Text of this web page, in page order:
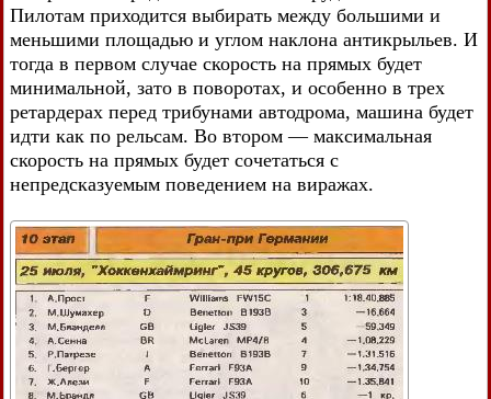
Пилотам приходится выбирать между большими и
меньшими площадью и углом наклона антикрыльев. И
тогда в первом случае скорость на прямых будет
минимальной, зато в поворотах, и особенно в трех
ретардерах перед трибунами автодрома, машина будет
идти как по рельсам. Во втором — максимальная
скорость на прямых будет сочетаться с
непредсказуемым поведением на виражах.